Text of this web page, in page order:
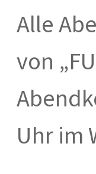
Alle
von
Uhr im